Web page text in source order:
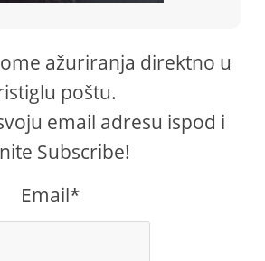
ažuriranja direktno u
poštu.
email adresu ispod i
Subscribe!
Email*